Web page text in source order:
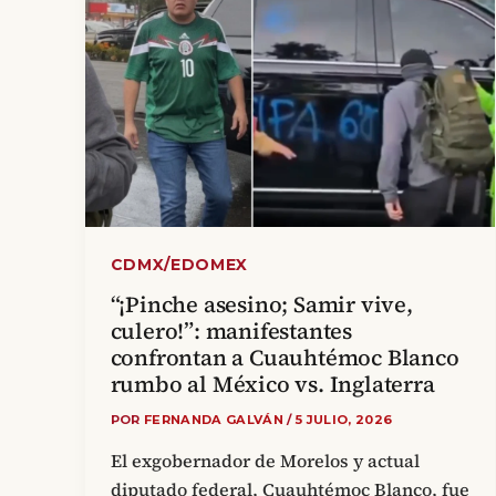
CDMX/EDOMEX
“¡Pinche asesino; Samir vive,
culero!”: manifestantes
confrontan a Cuauhtémoc Blanco
rumbo al México vs. Inglaterra
POR FERNANDA GALVÁN/5 JULIO, 2026
El exgobernador de Morelos y actual
diputado federal, Cuauhtémoc Blanco, fue